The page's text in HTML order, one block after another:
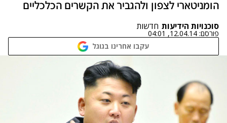
הומניטארי לצפון ולהגביר את הקשרים הכלכליים
סוכנויות הידיעות חדשות
פורסם: 12.04.14, 04:01
עקבו אחרינו בגוגל